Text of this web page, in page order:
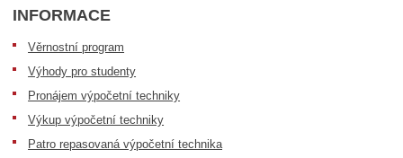
INFORMACE
Věrnostní program
Výhody pro studenty
Pronájem výpočetní techniky
Výkup výpočetní techniky
Patro repasovaná výpočetní technika